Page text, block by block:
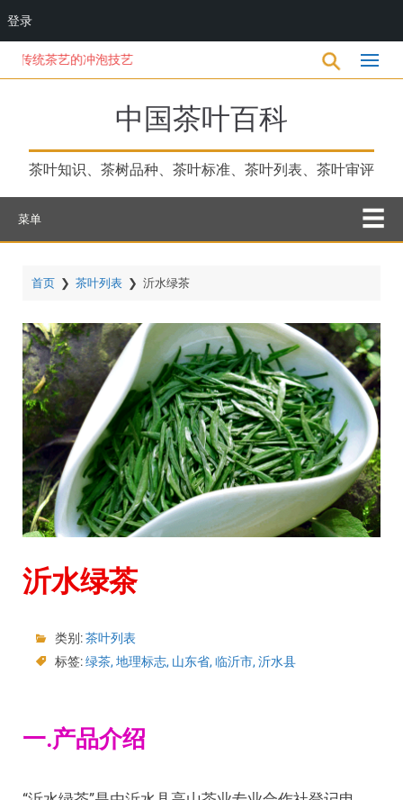
到
艺的冲泡技艺
中国茶叶百科
茶叶知识、茶树品种、茶叶标准、茶叶列表、茶叶审评
菜单
首页 ❯ 茶叶列表 ❯ 沂水绿茶
沂水绿茶
类别:茶叶列表
标签:绿茶, 地理标志, 山东省, 临沂市, 沂水县
一.产品介绍
登录